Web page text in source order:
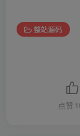
整站源码
点赞